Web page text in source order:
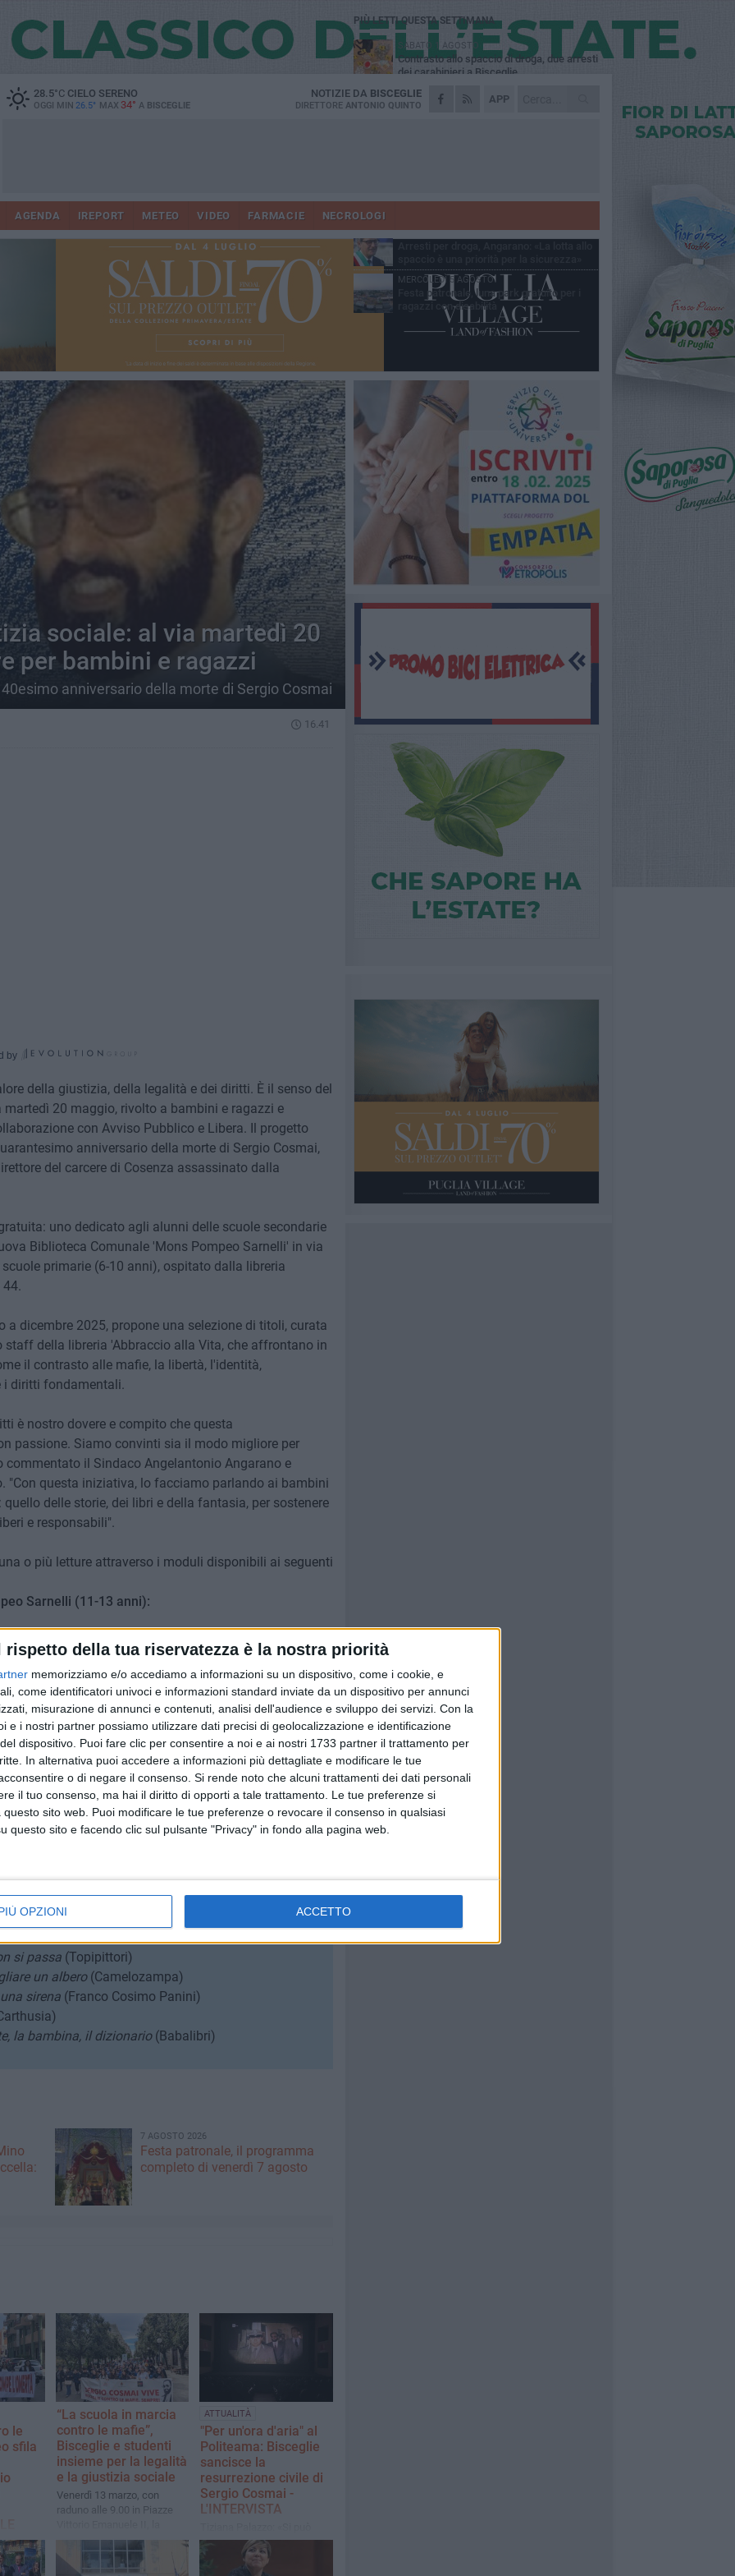
rispetto della tua riservatezza è la nostra priorità
memorizziamo e/o accediamo a informazioni su un dispositivo, come i cookie, e
come identificatori univoci e informazioni standard inviate da un dispositivo per annunci
misurazione di annunci e contenuti, analisi dell'audience e sviluppo dei servizi. Con la
e i nostri partner possiamo utilizzare dati precisi di geolocalizzazione e identificazione
dispositivo. Puoi fare clic per consentire a noi e ai nostri 1733 partner il trattamento per
In alternativa puoi accedere a informazioni più dettagliate e modificare le tue
o di negare il consenso. Si rende noto che alcuni trattamenti dei dati personali
il tuo consenso, ma hai il diritto di opporti a tale trattamento. Le tue preferenze si
sito web. Puoi modificare le tue preferenze o revocare il consenso in qualsiasi
questo sito e facendo clic sul pulsante "Privacy" in fondo alla pagina web.
OPZIONI ACCETTO
28.5°CCIELO SERENO
OGGI MIN 26.5° MAX 34° A BISCEGLIE
APP
NOTIZIE DA BISCEGLIE
DIRETTORE ANTONIO QUINTO
AGENDA IREPORT METEO VIDEO FARMACIE NECROLOGI
sociale: al via martedì 20
per bambini e ragazzi
anniversario della morte di Sergio Cosmai
16.41
by
della giustizia, della legalità e dei diritti. È il senso del
20 maggio, rivolto a bambini e ragazzi e
con Avviso Pubblico e Libera. Il progetto
anniversario della morte di Sergio Cosmai,
del carcere di Cosenza assassinato dalla
uno dedicato agli alunni delle scuole secondarie
Biblioteca Comunale 'Mons Pompeo Sarnelli' in via
primarie (6-10 anni), ospitato dalla libreria
44.
dicembre 2025, propone una selezione di titoli, curata
della libreria 'Abbraccio alla Vita, che affrontano in
il contrasto alle mafie, la libertà, l'identità,
i diritti fondamentali.
è nostro dovere e compito che questa
passione. Siamo convinti sia il modo migliore per
commentato il Sindaco Angelantonio Angarano e
"Con questa iniziativa, lo facciamo parlando ai bambini
delle storie, dei libri e della fantasia, per sostenere
e responsabili".
o più letture attraverso i moduli disponibili ai seguenti
Sarnelli (11-13 anni):
https://forms.gle/xnGYF2yRyRsowEFh9
Sarnelli (11-13 anni)
il bambino
(Fazi)
parla ai ragazzi(Feltrinelli)
e Antimafia. Dieci coraggiose protagoniste della lotta
in Paolo Sono(Giunti)
si passa(Topipittori)
un albero(Camelozampa)
sirena(Franco Cosimo Panini)
la bambina, il dizionario(Babalibri)
7 AGOSTO 2026
Festa patronale, il programma
completo di venerdì 7 agosto
le
sfila
tanti
le
“La scuola in marcia
contro le mafie”,
Bisceglie e studenti
insieme per la legalità
e la giustizia sociale
Venerdì 13 marzo, con
raduno alle 9.00 in Piazze
grande manifestazione che
coinvolge tutte le scuole
cittadine
ATTUALITÀ
"Per un'ora d'aria" al
Politeama: Bisceglie
sancisce la
resurrezione civile di
Sergio Cosmai -
L'INTERVISTA
morire, ma non finire e per
noi Sergio non finirà mai»​
PIÙ LETTI QUESTA SETTIMANA
SABATO 1 AGOSTO
Contrasto allo spaccio di droga, due arresti
dei carabinieri a Bisceglie
MARTEDÌ 4 AGOSTO
Emergenza caldo, il Comune di Bisceglie
Due auto incendiate nella notte in via Dieta
SABATO 1 AGOSTO
MERCOLEDÌ 5 AGOSTO
Festa patronale, luna park gratuito per i
ragazzi con disabilità